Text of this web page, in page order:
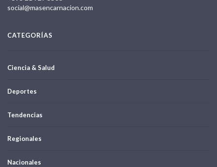
social@masencarnacion.com
CATEGORÍAS
Ciencia & Salud
Deportes
Tendencias
Regionales
Nacionales